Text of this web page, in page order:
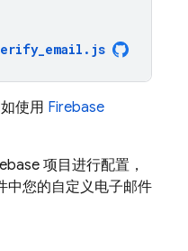
. js
使用 Firebase
项目进行配置，
中您的自定义电子邮件